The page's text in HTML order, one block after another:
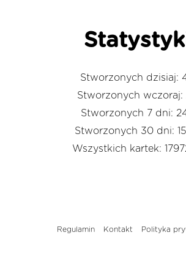
Stworzonych dzisiaj:
Stworzonych wczoraj:
Stworzonych 7 dni:
Stworzonych 30 dni:
Wszystkich kartek:
Regulamin Kontakt Polityka